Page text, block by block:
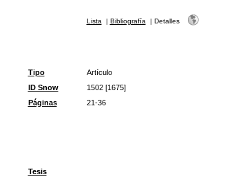
Lista | Bibliografía | Detalles
Tipo
Artículo
ID Snow
1502 [1675]
Páginas
21-36
Tesis